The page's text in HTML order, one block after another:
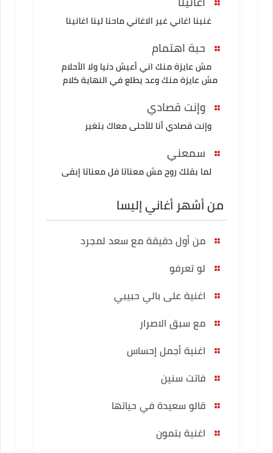
غنينا اغاني غير الاغاني ماحنا لينا اغانينا
حبة اهتمام
مش عايزة منك اني أعيش دنيا ولا الأحلام
مش عايزة منك وعد يطلع في النهاية كلام
وإنت قصادي
وإنت قصادي أنا للأحلى معاك بتغير
سمعني
لما بقلك روح مش معناتا فل معناتا إبقى
من أشهر أغاني إليسا
من أول دقيقة مع سعد لمجرد
لو تعرفو
اغنية على بالي حبيبي
مع سبق الاصرار
اغنية أجمل إحساس
فاتت سنين
قالو سعيدة في حياتها
اغنية بتمون